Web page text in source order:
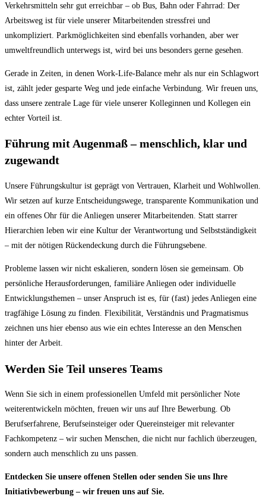
Verkehrsmitteln sehr gut erreichbar – ob Bus, Bahn oder Fahrrad: Der
Arbeitsweg ist für viele unserer Mitarbeitenden stressfrei und
unkompliziert. Parkmöglichkeiten sind ebenfalls vorhanden, aber wer
umweltfreundlich unterwegs ist, wird bei uns besonders gerne gesehen.
Gerade in Zeiten, in denen Work-Life-Balance mehr als nur ein Schlagwort
ist, zählt jeder gesparte Weg und jede einfache Verbindung. Wir freuen uns,
dass unsere zentrale Lage für viele unserer Kolleginnen und Kollegen ein
echter Vorteil ist.
Führung mit Augenmaß – menschlich, klar und
zugewandt
Unsere Führungskultur ist geprägt von Vertrauen, Klarheit und Wohlwollen.
Wir setzen auf kurze Entscheidungswege, transparente Kommunikation und
ein offenes Ohr für die Anliegen unserer Mitarbeitenden. Statt starrer
Hierarchien leben wir eine Kultur der Verantwortung und Selbstständigkeit
– mit der nötigen Rückendeckung durch die Führungsebene.
Probleme lassen wir nicht eskalieren, sondern lösen sie gemeinsam. Ob
persönliche Herausforderungen, familiäre Anliegen oder individuelle
Entwicklungsthemen – unser Anspruch ist es, für (fast) jedes Anliegen eine
tragfähige Lösung zu finden. Flexibilität, Verständnis und Pragmatismus
zeichnen uns hier ebenso aus wie ein echtes Interesse an den Menschen
hinter der Arbeit.
Werden Sie Teil unseres Teams
Wenn Sie sich in einem professionellen Umfeld mit persönlicher Note
weiterentwickeln möchten, freuen wir uns auf Ihre Bewerbung. Ob
Berufserfahrene, Berufseinsteiger oder Quereinsteiger mit relevanter
Fachkompetenz – wir suchen Menschen, die nicht nur fachlich überzeugen,
sondern auch menschlich zu uns passen.
Entdecken Sie unsere offenen Stellen oder senden Sie uns Ihre
Initiativbewerbung – wir freuen uns auf Sie.